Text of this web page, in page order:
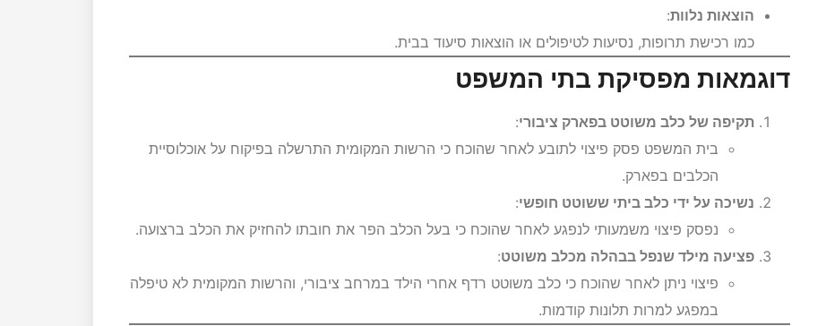
הוצאות נלוות:
כמו רכישת תרופות, נסיעות לטיפולים או הוצאות סיעוד בבית.
דוגמאות מפסיקת בתי המשפט
תקיפה של כלב משוטט בפארק ציבורי:
בית המשפט פסק פיצוי לתובע לאחר שהוכח כי הרשות המקומית התרשלה בפיקוח על אוכלוסיית
הכלבים בפארק.
נשיכה על ידי כלב ביתי ששוטט חופשי:
נפסק פיצוי משמעותי לנפגע לאחר שהוכח כי בעל הכלב הפר את חובתו להחזיק את הכלב ברצועה.
פציעה מילד שנפל בבהלה מכלב משוטט:
פיצוי ניתן לאחר שהוכח כי כלב משוטט רדף אחרי הילד במרחב ציבורי, והרשות המקומית לא טיפלה
במפגע למרות תלונות קודמות.